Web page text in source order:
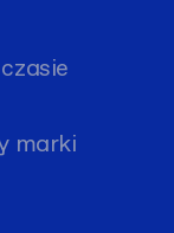
marki